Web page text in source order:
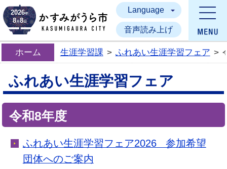
かすみがうら市
2026年
8月8日
Language
音声読み上げ
ホーム 生涯学習課 > ふれあい生涯学習フェア >
ふれあい生涯学習フェア
令和8年度
ふれあい生涯学習フェア2026 参加希望
団体へのご案内